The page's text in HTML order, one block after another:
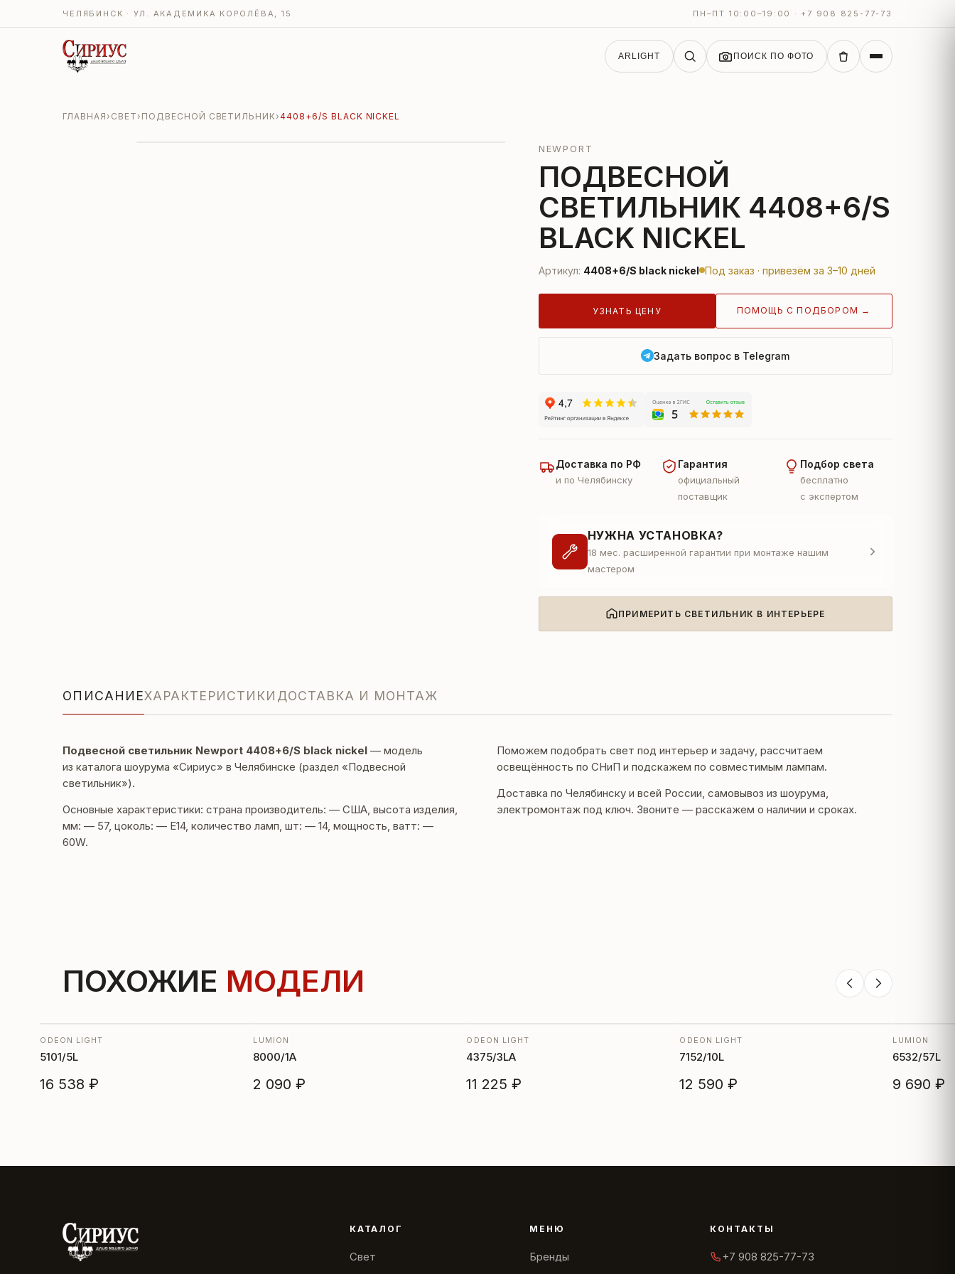
ЧЕЛЯБИНСК · УЛ. АКАДЕМИКА КОРОЛЁВА, 15 ПН–ПТ 10:00–19:00 · +7 908 825-77-73
ARLIGHT ПОИСК ПО ФОТО
ГЛАВНАЯ› СВЕТ› ПОДВЕСНОЙ СВЕТИЛЬНИК›4408+6/S BLACK NICKEL
NEWPORT
ПОДВЕСНОЙ
СВЕТИЛЬНИК 4408+6/S
BLACK NICKEL
Артикул: 4408+6/S black nickel Под заказ · привезём за 3–10 дней
УЗНАТЬ ЦЕНУ ПОМОЩЬ С ПОДБОРОМ →
Задать вопрос в Telegram
Доставка по РФ
и по Челябинску
Гарантия
официальный
поставщик
Подбор света
бесплатно
с экспертом
НУЖНА УСТАНОВКА?
18 мес. расширенной гарантии при монтаже нашим
мастером
ПРИМЕРИТЬ СВЕТИЛЬНИК В ИНТЕРЬЕРЕ
ОПИСАНИЕХАРАКТЕРИСТИКИ ДОСТАВКА И МОНТАЖ
Подвесной светильник Newport 4408+6/S black nickel — модель
из каталога шоурума «Сириус» в Челябинске (раздел «Подвесной
светильник»).
Основные характеристики: страна производитель: — США, высота изделия,
мм: — 57, цоколь: — E14, количество ламп, шт: — 14, мощность, ватт: —
60W.
Поможем подобрать свет под интерьер и задачу, рассчитаем
освещённость по СНиП и подскажем по совместимым лампам.
Доставка по Челябинску и всей России, самовывоз из шоурума,
электромонтаж под ключ. Звоните — расскажем о наличии и сроках.
ПОХОЖИЕ МОДЕЛИ
ODEON LIGHT
5101/5L
16 538 ₽
LUMION
8000/1A
2 090 ₽
ODEON LIGHT
4375/3LA
11 225 ₽
ODEON LIGHT
7152/10L
12 590 ₽
LUMION
6532/57L
9 690 ₽
КАТАЛОГ
Свет
МЕНЮ
Бренды
КОНТАКТЫ
+7 908 825-77-73